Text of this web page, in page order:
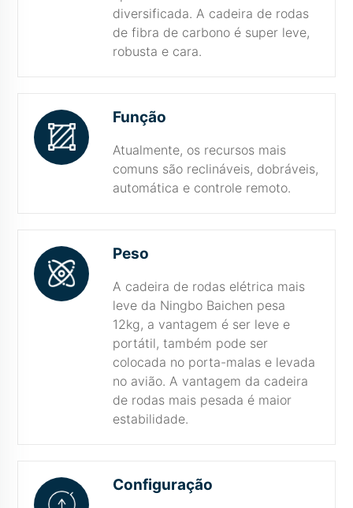
diversificada. A cadeira de rodas
de fibra de carbono é super leve,
robusta e cara.
Função
Atualmente, os recursos mais
comuns são reclináveis, dobráveis,
automática e controle remoto.
Peso
A cadeira de rodas elétrica mais
leve da Ningbo Baichen pesa
12kg, a vantagem é ser leve e
portátil, também pode ser
colocada no porta-malas e levada
no avião. A vantagem da cadeira
de rodas mais pesada é maior
estabilidade.
Configuração